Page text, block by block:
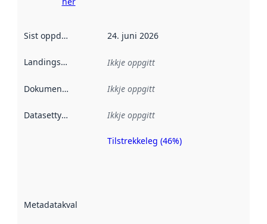
Sist oppdatert 24. juni 2026
Landingsside Ikkje oppgitt
Dokumentasjon Ikkje oppgitt
Datasettype Ikkje oppgitt
Metadatakvalitet
Metadatakvalitet
Tilstrekkeleg (46%)